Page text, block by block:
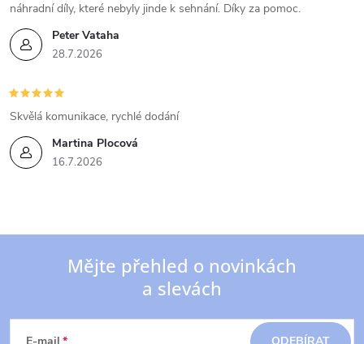
Peter Vataha
28.7.2026
náhradní díly, které nebyly jinde k sehnání. Díky za pomoc.
Martina Plocová
16.7.2026
Skvělá komunikace, rychlé dodání
Mějte přehled o novinkách
a slevách